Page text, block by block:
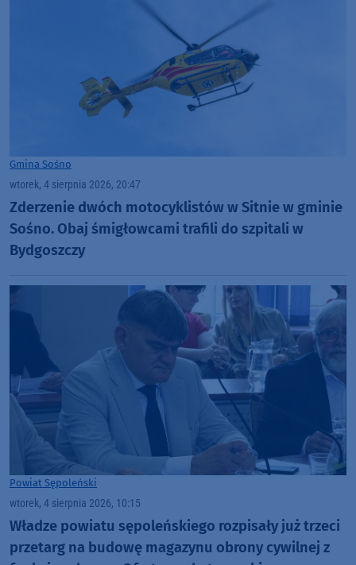
Gmina Sośno
wtorek, 4 sierpnia 2026, 20:47
Zderzenie dwóch motocyklistów w Sitnie w gminie
Sośno. Obaj śmigłowcami trafili do szpitali w
Bydgoszczy
Powiat Sępoleński
wtorek, 4 sierpnia 2026, 10:15
Władze powiatu sępoleńskiego rozpisały już trzeci
przetarg na budowę magazynu obrony cywilnej z